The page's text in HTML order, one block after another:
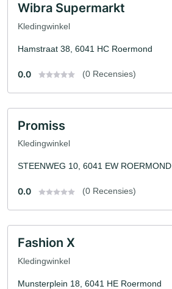
Wibra Supermarkt
Kledingwinkel
Hamstraat 38, 6041 HC Roermond
0.0 (0 Recensies)
Promiss
Kledingwinkel
STEENWEG 10, 6041 EW ROERMOND
0.0 (0 Recensies)
Fashion X
Kledingwinkel
Munsterplein 18, 6041 HE Roermond